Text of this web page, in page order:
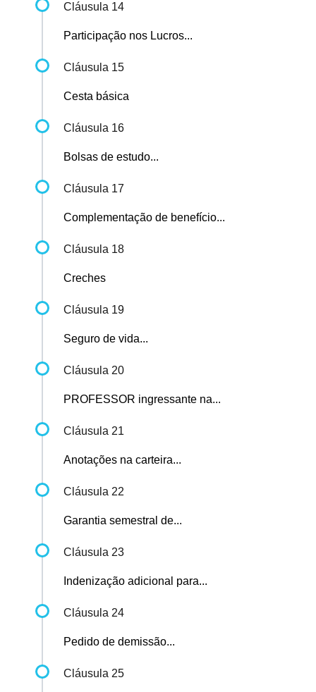
Cláusula 14
Participação nos Lucros...
Cláusula 15
Cesta básica
Cláusula 16
Bolsas de estudo...
Cláusula 17
Complementação de benefício...
Cláusula 18
Creches
Cláusula 19
Seguro de vida...
Cláusula 20
PROFESSOR ingressante na...
Cláusula 21
Anotações na carteira...
Cláusula 22
Garantia semestral de...
Cláusula 23
Indenização adicional para...
Cláusula 24
Pedido de demissão...
Cláusula 25